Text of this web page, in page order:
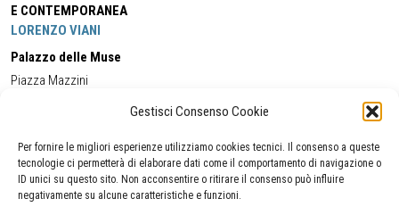
Gestisci Consenso Cookie
Per fornire le migliori esperienze utilizziamo cookies tecnici. Il consenso a queste
tecnologie ci permetterà di elaborare dati come il comportamento di navigazione o
ID unici su questo sito. Non acconsentire o ritirare il consenso può influire
negativamente su alcune caratteristiche e funzioni.
E CONTEMPORANEA
LORENZO VIANI
Palazzo delle Muse
Piazza Mazzini
Cell:+39 338 5714978 (orario apertura Galleria)
Tel:
+39 0584 944580
(orario 09.00/13.00)
Email:gamc@comune.viareggio.lu.it